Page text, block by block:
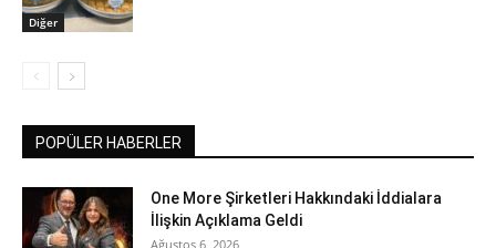
Diğer
POPÜLER HABERLER
One More Şirketleri Hakkındaki İddialara
İlişkin Açıklama Geldi
Ağustos 6, 2026